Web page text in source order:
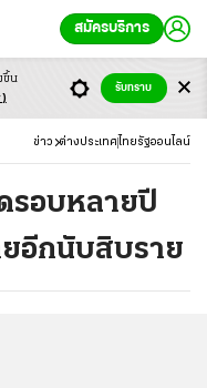
สมัครบริการ
ข่าว ต่างประเทศ ไทยรัฐออนไลน์
รอบหลายปี
อีกนับสิบราย
ขึ้น
รับทราบ